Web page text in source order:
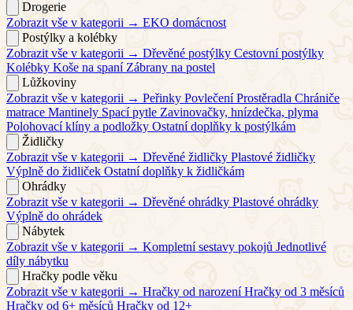
Drogerie
Zobrazit vše v kategorii → EKO domácnost
Postýlky a kolébky
Zobrazit vše v kategorii → Dřevěné postýlky Cestovní postýlky
Kolébky Koše na spaní Zábrany na postel
Lůžkoviny
Zobrazit vše v kategorii → Peřinky Povlečení Prostěradla Chrániče
matrace Mantinely Spací pytle Zavinovačky, hnízdečka, plyma
Polohovací klíny a podložky Ostatní doplňky k postýlkám
Židličky
Zobrazit vše v kategorii → Dřevěné židličky Plastové židličky
Výplně do židliček Ostatní doplňky k židličkám
Ohrádky
Zobrazit vše v kategorii → Dřevěné ohrádky Plastové ohrádky
Výplně do ohrádek
Nábytek
Zobrazit vše v kategorii → Kompletní sestavy pokojů Jednotlivé
díly nábytku
Hračky podle věku
Zobrazit vše v kategorii → Hračky od narození Hračky od 3 měsíců
Hračky od 6+ měsíců Hračky od 12+